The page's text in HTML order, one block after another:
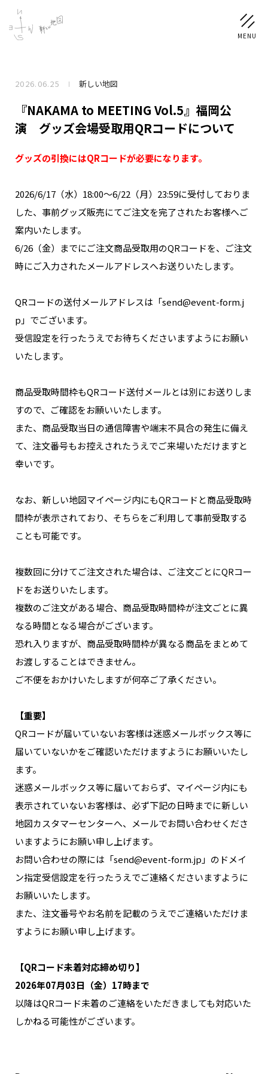
NEWS
SCHEDULE
PROFILE
DISCOGRAPHY
CHIZUSHOP
CHIZULOG
メールマガジン登録/解除
2026.06.25 新しい地図
『NAKAMA to MEETING Vol.5』福岡公
演 グッズ会場受取用QRコードについて
グッズの引換にはQRコードが必要になります。
2026/6/17（水）18:00〜6/22（月）23:59に受付しておりま
した、事前グッズ販売にてご注文を完了されたお客様へご
案内いたします。
6/26（金）までにご注文商品受取用のQRコードを、ご注文
時にご入力されたメールアドレスへお送りいたします。
QRコードの送付メールアドレスは「send@event-form.j
p」でございます。
受信設定を行ったうえでお待ちくださいますようにお願い
いたします。
商品受取時間枠もQRコード送付メールとは別にお送りしま
すので、ご確認をお願いいたします。
また、商品受取当日の通信障害や端末不具合の発生に備え
て、注文番号もお控えされたうえでご来場いただけますと
幸いです。
なお、新しい地図マイページ内にもQRコードと商品受取時
間枠が表示されており、そちらをご利用して事前受取する
ことも可能です。
複数回に分けてご注文された場合は、ご注文ごとにQRコー
ドをお送りいたします。
複数のご注文がある場合、商品受取時間枠が注文ごとに異
なる時間となる場合がございます。
恐れ入りますが、商品受取時間枠が異なる商品をまとめて
お渡しすることはできません。
ご不便をおかけいたしますが何卒ご了承ください。
【重要】
QRコードが届いていないお客様は迷惑メールボックス等に
届いていないかをご確認いただけますようにお願いいたし
ます。
迷惑メールボックス等に届いておらず、マイページ内にも
表示されていないお客様は、必ず下記の日時までに新しい
地図カスタマーセンターへ、メールでお問い合わせくださ
いますようにお願い申し上げます。
お問い合わせの際には「send@event-form.jp」のドメイ
ン指定受信設定を行ったうえでご連絡くださいますように
お願いいたします。
また、注文番号やお名前を記載のうえでご連絡いただけま
すようにお願い申し上げます。
【QRコード未着対応締め切り】
2026年07月03日（金）17時まで
以降はQRコード未着のご連絡をいただきましても対応いた
しかねる可能性がございます。